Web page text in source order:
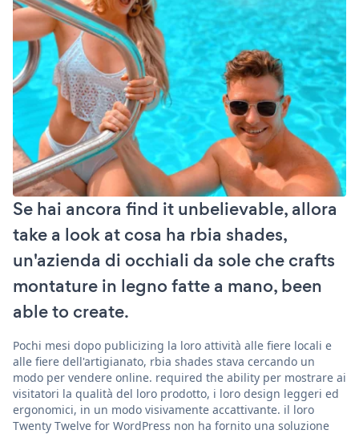
Se hai ancora find it unbelievable, allora
take a look at cosa ha rbia shades,
un'azienda di occhiali da sole che crafts
montature in legno fatte a mano, been
able to create.
Pochi mesi dopo publicizing la loro attività alle fiere locali e
alle fiere dell'artigianato, rbia shades stava cercando un
modo per vendere online. required the ability per mostrare ai
visitatori la qualità del loro prodotto, i loro design leggeri ed
ergonomici, in un modo visivamente accattivante. il loro
Twenty Twelve for WordPress non ha fornito una soluzione